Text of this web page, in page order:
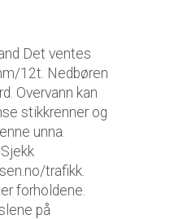
Det ventes
12t. Nedbøren
Overvann kan
stikkrenner og
unna.
trafikk.
forholdene.
på